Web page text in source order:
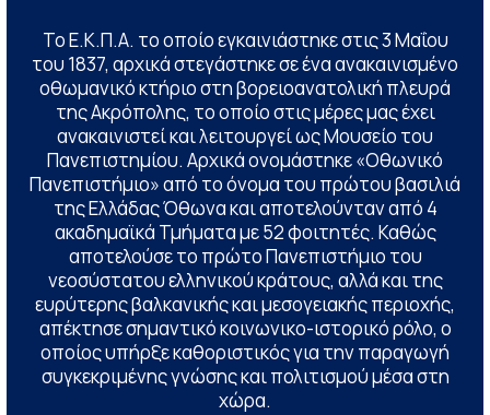
Το Ε.Κ.Π.Α. το οποίο εγκαινιάστηκε στις 3 Μαΐου
του 1837, αρχικά στεγάστηκε σε ένα ανακαινισμένο
οθωμανικό κτήριο στη βορειοανατολική πλευρά
της Ακρόπολης, το οποίο στις μέρες μας έχει
ανακαινιστεί και λειτουργεί ως Μουσείο του
Πανεπιστημίου. Αρχικά ονομάστηκε «Οθωνικό
Πανεπιστήμιο» από το όνομα του πρώτου βασιλιά
της Ελλάδας Όθωνα και αποτελούνταν από 4
ακαδημαϊκά Τμήματα με 52 φοιτητές. Καθώς
αποτελούσε το πρώτο Πανεπιστήμιο του
νεοσύστατου ελληνικού κράτους, αλλά και της
ευρύτερης βαλκανικής και μεσογειακής περιοχής,
απέκτησε σημαντικό κοινωνικο-ιστορικό ρόλο, ο
οποίος υπήρξε καθοριστικός για την παραγωγή
συγκεκριμένης γνώσης και πολιτισμού μέσα στη
χώρα.